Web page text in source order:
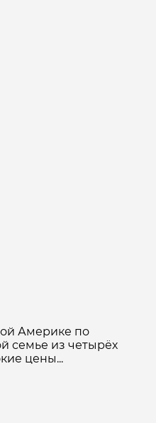
Америке по
семье из четырёх
цены...